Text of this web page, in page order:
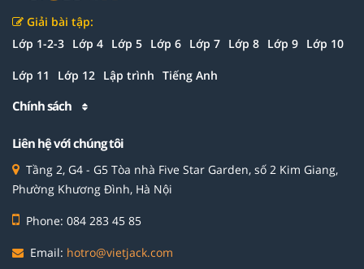
Giải bài tập:
Lớp 1-2-3 Lớp 4 Lớp 5 Lớp 6 Lớp 7 Lớp 8 Lớp 9 Lớp 10
Lớp 11 Lớp 12 Lập trình Tiếng Anh
Chính sách
Liên hệ với chúng tôi
Tầng 2, G4 - G5 Tòa nhà Five Star Garden, số 2 Kim Giang,
Phường Khương Đình, Hà Nội
Phone: 084 283 45 85
Email: hotro@vietjack.com